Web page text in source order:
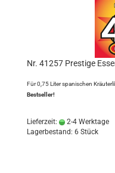
Nr. 41257 Prestige
Für 0,75 Liter spanischen
Bestseller!
Lieferzeit:
2-4 Werktage
Lagerbestand: 6 Stück